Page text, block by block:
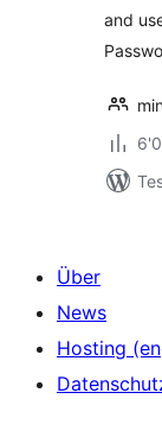
and
Über
News
Hosting